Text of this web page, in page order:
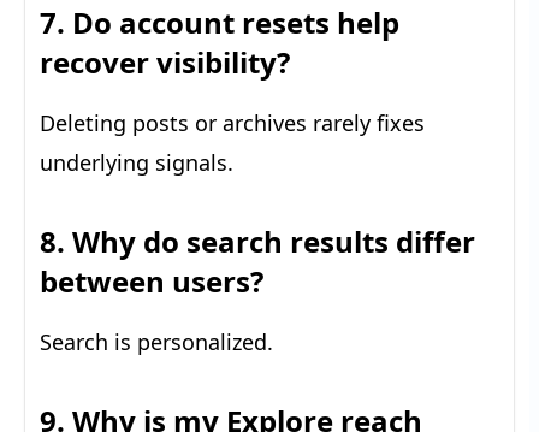
7. Do account resets help
recover visibility?
Deleting posts or archives rarely fixes
underlying signals.
8. Why do search results differ
between users?
Search is personalized.
9. Why is my Explore reach